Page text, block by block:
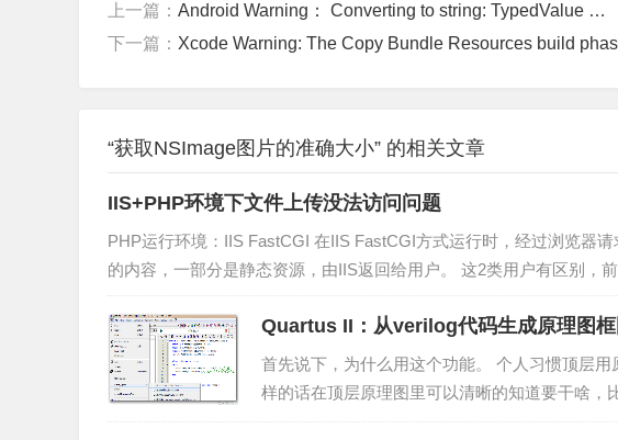
上一篇： Android Warning： Converting to string: TypedValue …
下一篇： Xcode Warning: The Copy Bundle Resources build phase
“获取NSImage图片的准确大小” 的相关文章
IIS+PHP环境下文件上传没法访问问题
PHP运行环境：IIS FastCGI 在IIS FastCGI方式运行时，经过浏览器
的内容，一部分是静态资源，由IIS返回给用户。 这2类用户有区别，
者是Anonym...
Quartus II：从verilog代码生成原理图框
首先说下，为什么用这个功能。 个人习惯顶层
样的话在顶层原理图里可以清晰的知道要干啥，
eate Symbol Files for Current File 生...